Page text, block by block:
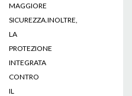
MAGGIORE
SICUREZZA.INOLTRE,
LA
PROTEZIONE
INTEGRATA
CONTRO
IL